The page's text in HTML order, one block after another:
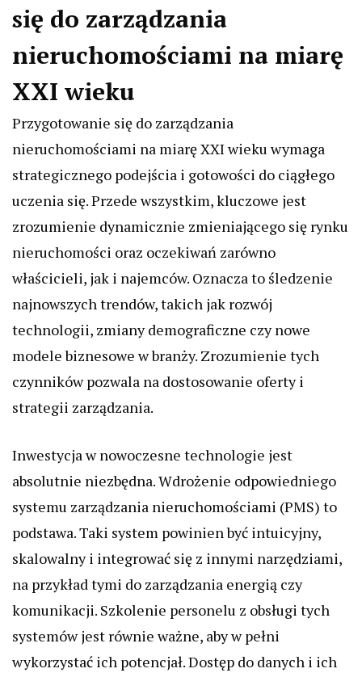
się do zarządzania
nieruchomościami na miarę
XXI wieku
Przygotowanie się do zarządzania
nieruchomościami na miarę XXI wieku wymaga
strategicznego podejścia i gotowości do ciągłego
uczenia się. Przede wszystkim, kluczowe jest
zrozumienie dynamicznie zmieniającego się rynku
nieruchomości oraz oczekiwań zarówno
właścicieli, jak i najemców. Oznacza to śledzenie
najnowszych trendów, takich jak rozwój
technologii, zmiany demograficzne czy nowe
modele biznesowe w branży. Zrozumienie tych
czynników pozwala na dostosowanie oferty i
strategii zarządzania.
Inwestycja w nowoczesne technologie jest
absolutnie niezbędna. Wdrożenie odpowiedniego
systemu zarządzania nieruchomościami (PMS) to
podstawa. Taki system powinien być intuicyjny,
skalowalny i integrować się z innymi narzędziami,
na przykład tymi do zarządzania energią czy
komunikacji. Szkolenie personelu z obsługi tych
systemów jest równie ważne, aby w pełni
wykorzystać ich potencjał. Dostęp do danych i ich